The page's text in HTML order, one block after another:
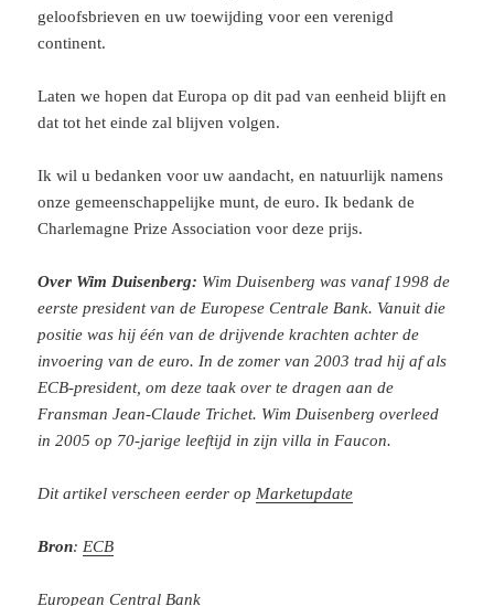
geloofsbrieven en uw toewijding voor een verenigd
continent.
Laten we hopen dat Europa op dit pad van eenheid blijft en
dat tot het einde zal blijven volgen.
Ik wil u bedanken voor uw aandacht, en natuurlijk namens
onze gemeenschappelijke munt, de euro. Ik bedank de
Charlemagne Prize Association voor deze prijs.
Over Wim Duisenberg: Wim Duisenberg was vanaf 1998 de
eerste president van de Europese Centrale Bank. Vanuit die
positie was hij één van de drijvende krachten achter de
invoering van de euro. In de zomer van 2003 trad hij af als
ECB-president, om deze taak over te dragen aan de
Fransman Jean-Claude Trichet. Wim Duisenberg overleed
in 2005 op 70-jarige leeftijd in zijn villa in Faucon.
Dit artikel verscheen eerder op Marketupdate
Bron: ECB
European Central Bank